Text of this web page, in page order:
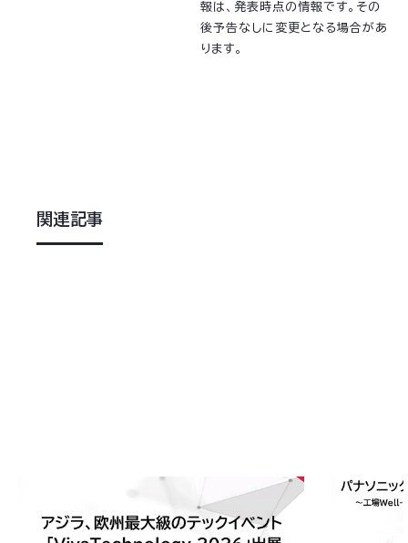
報は、発表時点の情報です。その
後予告なしに変更となる場合があ
ります。
関連記事
アジラ、欧州最大級のテックイベント「VivaTechn
2026.03 .